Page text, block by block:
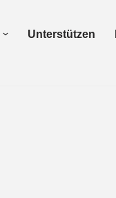
Unterstützen